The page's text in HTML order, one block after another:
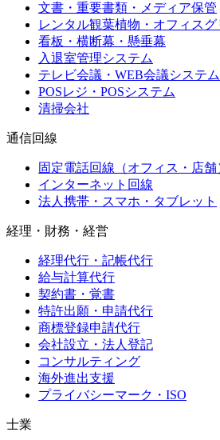
文書・重要書類・メディア保管
レンタル観葉植物・オフィスグ
看板・横断幕・懸垂幕
入退室管理システム
テレビ会議・WEB会議システム
POSレジ・POSシステム
清掃会社
通信回線
固定電話回線（オフィス・店舗
インターネット回線
法人携帯・スマホ・タブレット
経理・財務・経営
経理代行・記帳代行
給与計算代行
契約書・覚書
特許出願・申請代行
商標登録申請代行
会社設立・法人登記
コンサルティング
海外進出支援
プライバシーマーク・ISO
士業